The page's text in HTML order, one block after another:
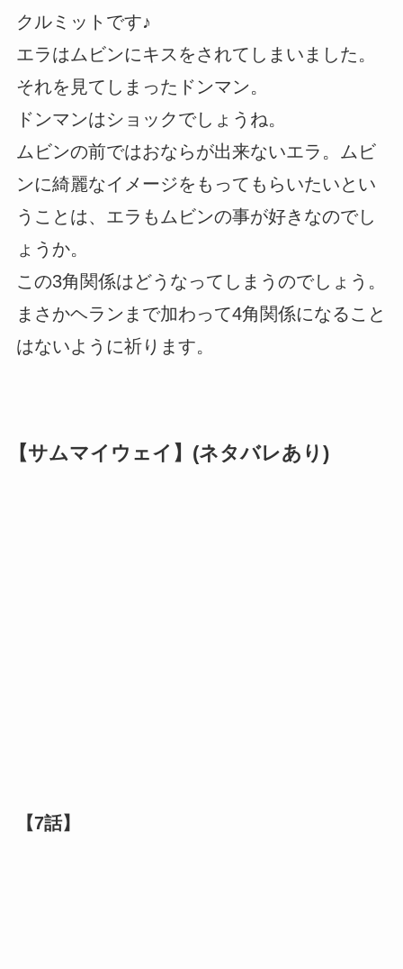
クルミットです♪
エラはムビンにキスをされてしまいました。
それを見てしまったドンマン。
ドンマンはショックでしょうね。
ムビンの前ではおならが出来ないエラ。ムビ
ンに綺麗なイメージをもってもらいたいとい
うことは、エラもムビンの事が好きなのでし
ょうか。
この3角関係はどうなってしまうのでしょう。
まさかヘランまで加わって4角関係になること
はないように祈ります。
【サムマイウェイ】(ネタバレあり)
【7話】